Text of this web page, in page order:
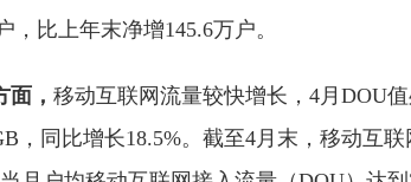
，比上年末净增145.6万户。
， 移动互联网流量较快增长，4月DOU
，同比增长18.5%。截至4月末，移动互